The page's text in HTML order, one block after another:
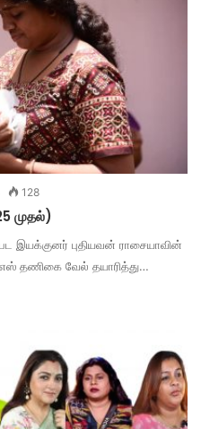
128
முதல்)
இயக்குனர் புதியவன் ராசையாவின்
எஸ் தணிகை வேல் தயாரித்து…